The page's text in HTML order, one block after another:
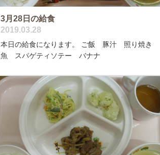
3月28日の給食
2019.03.28
本日の給食になります。 ご飯 豚汁 照り焼き
魚 スパゲティソテー バナナ